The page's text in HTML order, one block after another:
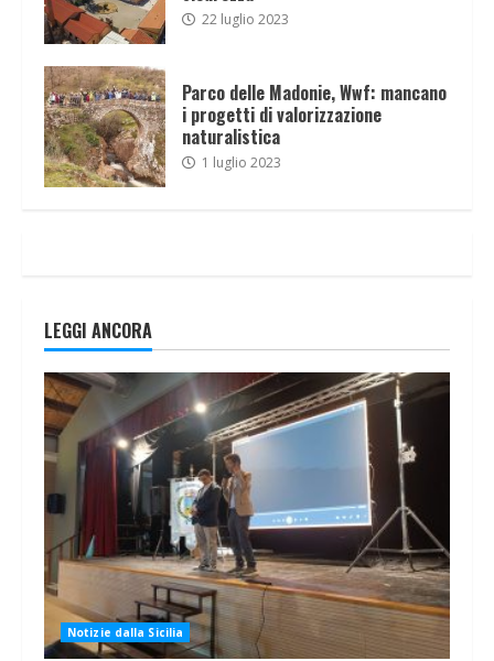
22 luglio 2023
Parco delle Madonie, Wwf: mancano
i progetti di valorizzazione
naturalistica
1 luglio 2023
LEGGI ANCORA
Notizie dalla Sicilia